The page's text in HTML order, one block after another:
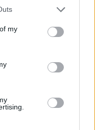
my
el cuerpo en 2